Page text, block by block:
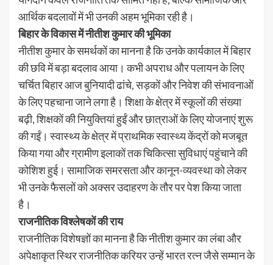
आर्थिक बदलावों में भी उनकी अहम भूमिका रही है।
बिहार के विकास में नीतीश कुमार की भूमिका
नीतीश कुमार के समर्थकों का मानना है कि उनके कार्यकाल में बिहार
की छवि में बड़ा बदलाव आया। कभी अपराध और पलायन के लिए
चर्चित बिहार आज बुनियादी ढांचे, सड़कों और निवेश की संभावनाओं
के लिए पहचाना जाने लगा है। शिक्षा के क्षेत्र में स्कूलों की संख्या
बढ़ी, शिक्षकों की नियुक्तियां हुईं और छात्राओं के लिए योजनाएं शुरू
की गईं। स्वास्थ्य के क्षेत्र में प्राथमिक स्वास्थ्य केंद्रों को मजबूत
किया गया और ग्रामीण इलाकों तक चिकित्सा सुविधाएं पहुंचाने की
कोशिश हुई। सामाजिक समरसता और कानून-व्यवस्था को लेकर
भी उनके फैसलों को अक्सर उदाहरण के तौर पर पेश किया जाता
है।
राजनीतिक विश्लेषकों की राय
राजनीतिक विशेषज्ञों का मानना है कि नीतीश कुमार का लंबा और
अपेक्षाकृत स्थिर राजनीतिक करियर उन्हें भारत रत्न जैसे सम्मान के